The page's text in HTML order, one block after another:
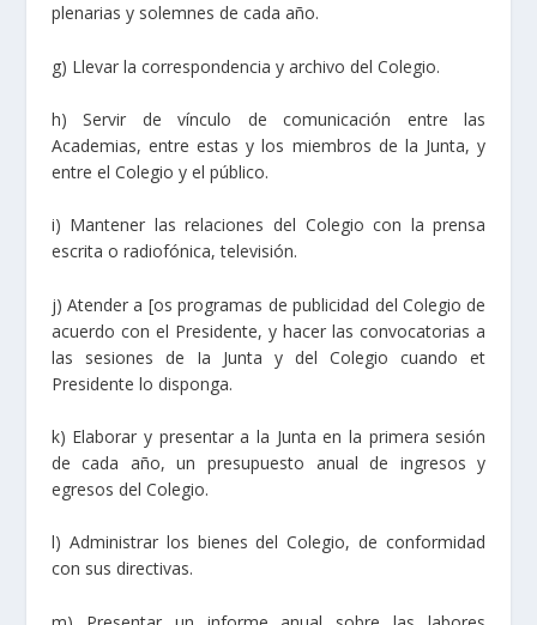
plenarias y solemnes de cada año.
g) Llevar la correspondencia y archivo del Colegio.
h) Servir de vínculo de comunicación entre las
Academias, entre estas y los miembros de la Junta, y
entre el Colegio y el público.
i) Mantener las relaciones del Colegio con la prensa
escrita o radiofónica, televisión.
j) Atender a [os programas de publicidad del Colegio de
acuerdo con el Presidente, y hacer las convocatorias a
las sesiones de Ia Junta y del Colegio cuando et
Presidente lo disponga.
k) Elaborar y presentar a la Junta en la primera sesión
de cada año, un presupuesto anual de ingresos y
egresos del Colegio.
l) Administrar los bienes del Colegio, de conformidad
con sus directivas.